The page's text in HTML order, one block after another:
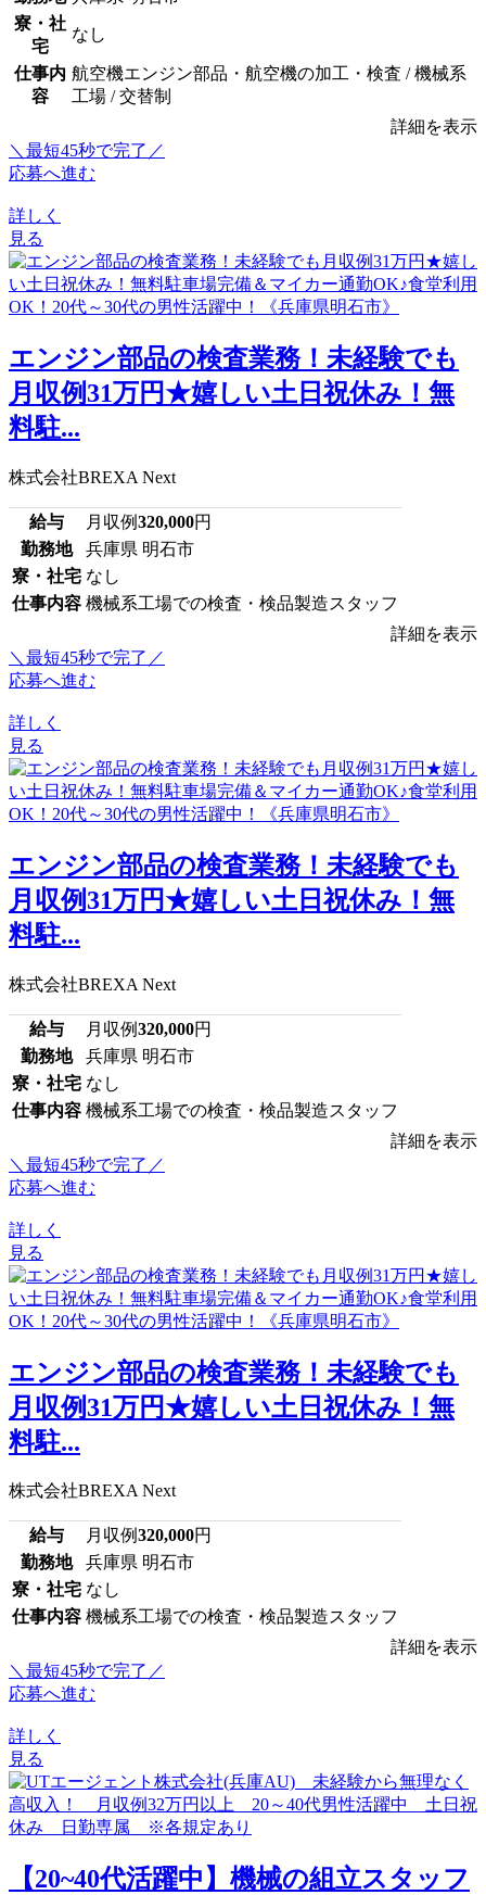
寮・社
宅
なし
仕事内
容
航空機エンジン部品・航空機の加工・検査 / 機械系
工場 / 交替制
詳細を表示
＼最短45秒で完了／
応募へ進む
詳しく
見る
エンジン部品の検査業務！未経験でも
月収例31万円★嬉しい土日祝休み！無
料駐...
株式会社BREXA Next
給与 月収例320,000円
勤務地
兵庫県 明石市
寮・社宅 なし
仕事内容 機械系工場での検査・検品製造スタッフ
詳細を表示
＼最短45秒で完了／
応募へ進む
詳しく
見る
エンジン部品の検査業務！未経験でも
月収例31万円★嬉しい土日祝休み！無
料駐...
株式会社BREXA Next
給与 月収例320,000円
勤務地
兵庫県 明石市
寮・社宅 なし
仕事内容 機械系工場での検査・検品製造スタッフ
詳細を表示
＼最短45秒で完了／
応募へ進む
詳しく
見る
エンジン部品の検査業務！未経験でも
月収例31万円★嬉しい土日祝休み！無
料駐...
株式会社BREXA Next
給与 月収例320,000円
勤務地
兵庫県 明石市
寮・社宅 なし
仕事内容 機械系工場での検査・検品製造スタッフ
詳細を表示
＼最短45秒で完了／
応募へ進む
詳しく
見る
【20~40代活躍中】機械の組立スタッフ